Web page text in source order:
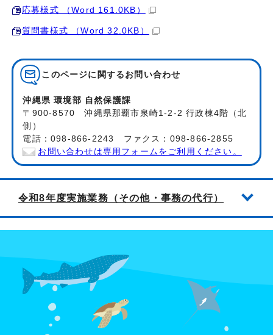
応募様式 （Word 161.0KB）
質問書様式 （Word 32.0KB）
このページに関する お問い合わせ
沖縄県 環境部 自然保護課
〒900-8570 沖縄県那覇市泉崎1-2-2 行政棟4階（北
側）
電話：098-866-2243 ファクス：098-866-2855
お問い合わせは専用フォームをご利用ください。
令和8年度実施業務（その他・事務の代行）